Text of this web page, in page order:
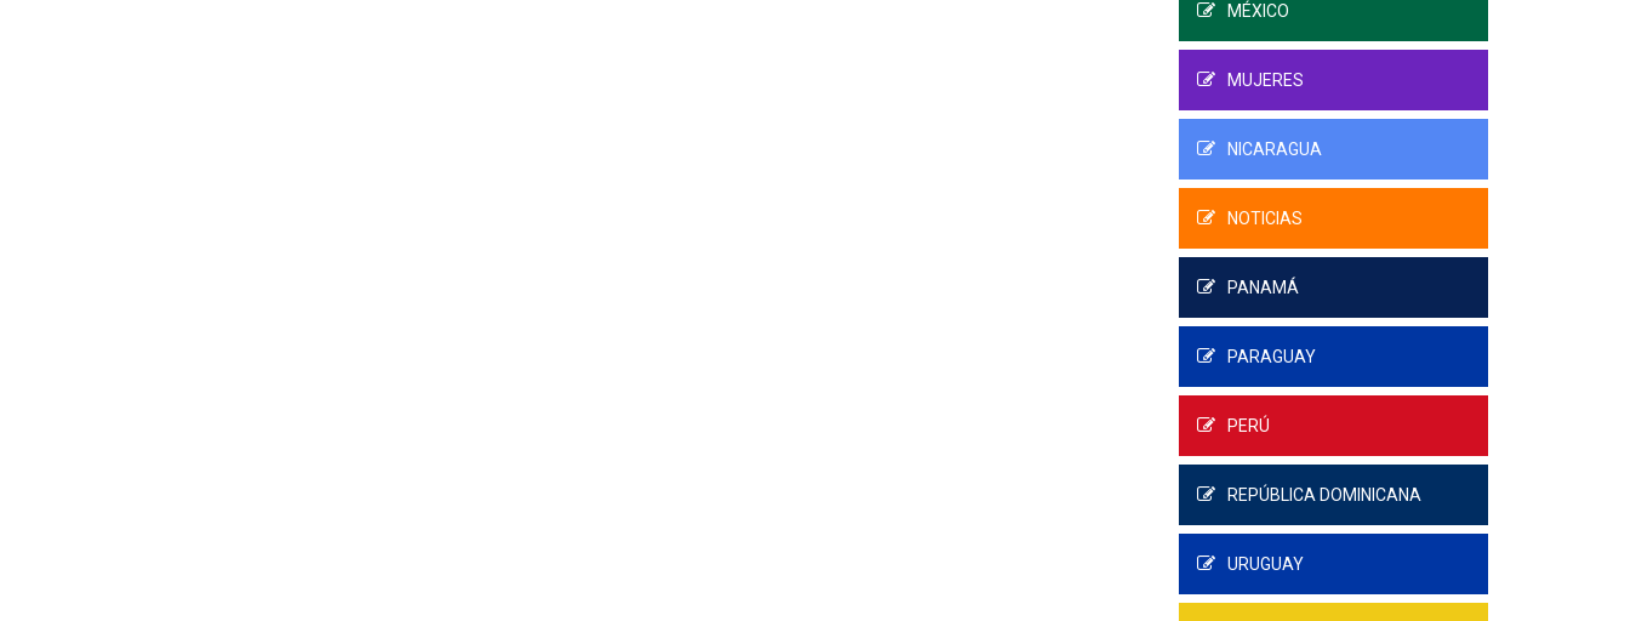
MÉXICO
MUJERES
NICARAGUA
NOTICIAS
PANAMÁ
PARAGUAY
PERÚ
REPÚBLICA DOMINICANA
URUGUAY